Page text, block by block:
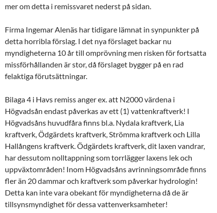
mer om detta i remissvaret nederst på sidan.
Firma Ingemar Alenäs har tidigare lämnat in synpunkter på
detta horribla förslag. I det nya förslaget backar nu
myndigheterna 10 år till omprövning men risken för fortsatta
missförhållanden är stor, då förslaget bygger på en rad
felaktiga förutsättningar.
Bilaga 4 i Havs remiss anger ex. att N2000 värdena i
Högvadsån endast påverkas av ett (1) vattenkraftverk! I
Högvadsåns huvudfåra finns bl.a. Nydala kraftverk, Lia
kraftverk, Ödgärdets kraftverk, Strömma kraftverk och Lilla
Hallångens kraftverk. Ödgärdets kraftverk, dit laxen vandrar,
har dessutom nolltappning som torrlägger laxens lek och
uppväxtområden! Inom Högvadsåns avrinningsområde finns
fler än 20 dammar och kraftverk som påverkar hydrologin!
Detta kan inte vara obekant för myndigheterna då de är
tillsynsmyndighet för dessa vattenverksamheter!